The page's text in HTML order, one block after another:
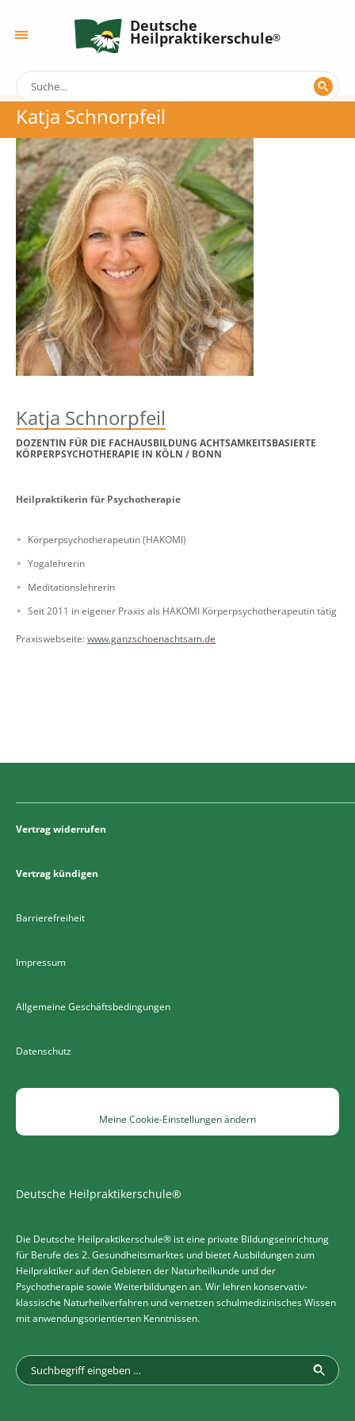
Deutsche
Heilpraktikerschule
Katja Schnorpfeil
Katja Schnorpfeil
DOZENTIN FÜR DIE FACHAUSBILDUNG ACHTSAMKEITSBASIERTE
KÖRPERPSYCHOTHERAPIE IN KÖLN / BONN
Heilpraktikerin für Psychotherapie
Körperpsychotherapeutin (HAKOMI)
Yogalehrerin
Meditationslehrerin
Seit 2011 in eigener Praxis als HAKOMI Körperpsychotherapeutin tätig
Praxiswebseite:www.ganzschoenachtsam.de
Vertrag widerrufen
Vertrag kündigen
Barrierefreiheit
Impressum
Allgemeine Geschäftsbedingungen
Datenschutz
Meine Cookie-Einstellungen ändern
Deutsche Heilpraktikerschule®
Die Deutsche Heilpraktikerschule® ist eine private Bildungseinrichtung
für Berufe des 2. Gesundheitsmarktes und bietet Ausbildungen zum
Heilpraktiker auf den Gebieten der Naturheilkunde und der
Psychotherapie sowie Weiterbildungen an. Wir lehren konservativ-
klassische Naturheilverfahren und vernetzen schulmedizinisches Wissen
mit anwendungsorientierten Kenntnissen.